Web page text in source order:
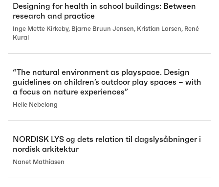
Designing for health in school buildings: Between
research and practice
Inge Mette Kirkeby, Bjarne Bruun Jensen, Kristian Larsen, René
Kural
“The natural environment as playspace. Design
guidelines on children’s outdoor play spaces – with
a focus on nature experiences”
Helle Nebelong
NORDISK LYS og dets relation til dagslysåbninger i
nordisk arkitektur
Nanet Mathiasen